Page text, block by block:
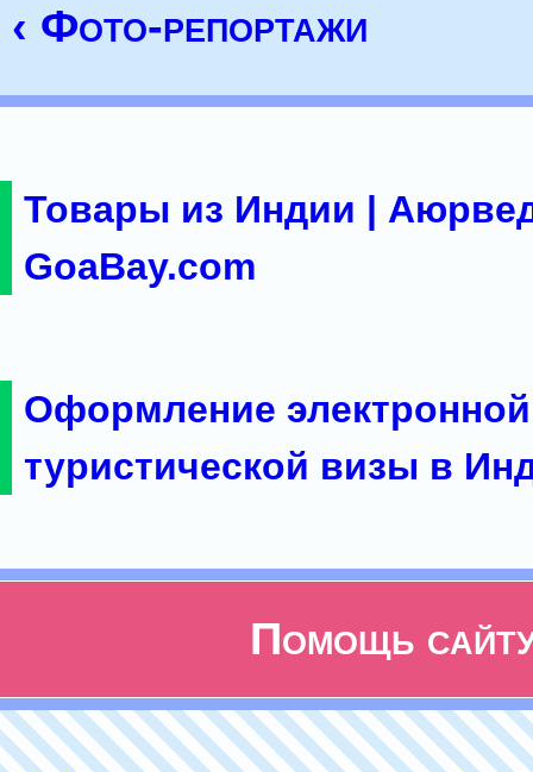
‹ Фото-репортажи
Товары из Индии |
GoaBay.com
Оформление электронной
туристической визы в
Помощь